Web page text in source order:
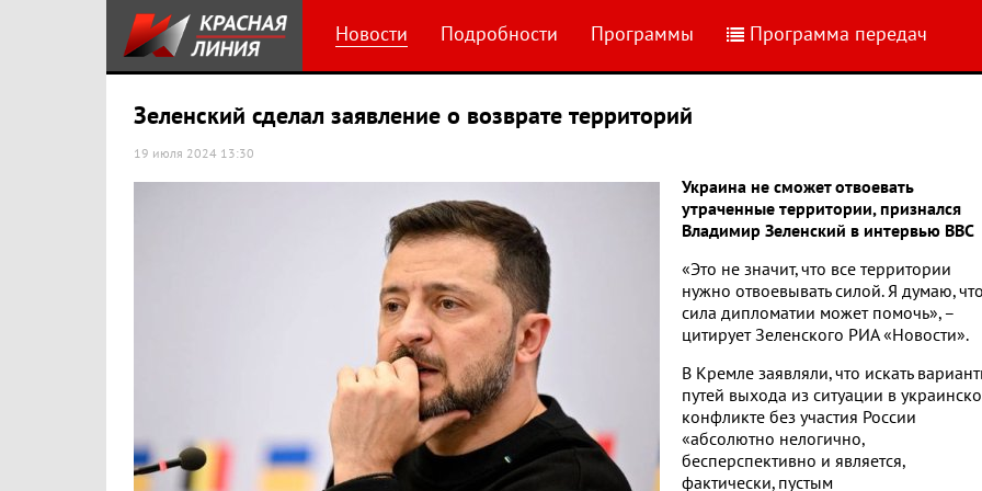
Новости Подробности Программы Программа передач
Зеленский сделал заявление о возврате территорий
19 июля 2024 13:30
Украина не сможет отвоевать
утраченные территории, признался
Владимир Зеленский в интервью ВВС
«Это не значит, что все территории
нужно отвоевывать силой. Я думаю, что
сила дипломатии может помочь», –
цитирует Зеленского РИА «Новости».
В Кремле заявляли, что искать
путей выхода из ситуации в
конфликте без участия России
«абсолютно нелогично,
бесперспективно и является,
фактически, пустым